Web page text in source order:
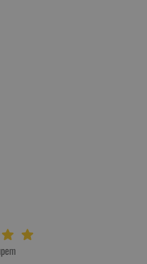
Twoja ocena: Arcydzieło 10/10"
Twoja ocena: Wybitna 9/10"
ocena: Rewelacyjna 8/10"
Bardzo dobra 7/10"
6/10"
5/10"